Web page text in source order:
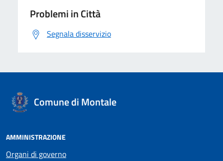
Problemi in Città
Segnala disservizio
Comune di Montale
AMMINISTRAZIONE
Organi di governo